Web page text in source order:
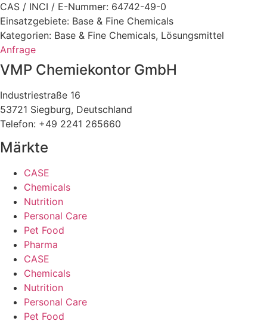
CAS / INCI / E-Nummer: 64742-49-0
Einsatzgebiete: Base & Fine Chemicals
Kategorien: Base & Fine Chemicals, Lösungsmittel
Anfrage
VMP Chemiekontor GmbH
Industriestraße 16
53721 Siegburg, Deutschland
Telefon: +49 2241 265660
Märkte
CASE
Chemicals
Nutrition
Personal Care
Pet Food
Pharma
CASE
Chemicals
Nutrition
Personal Care
Pet Food